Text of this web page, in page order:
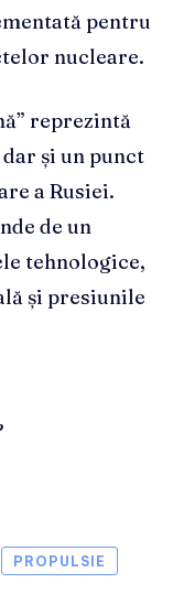
pentru
nucleare.
reprezintă
și un punct
a Rusiei.
de un
tehnologice,
și presiunile
PROPULSIE